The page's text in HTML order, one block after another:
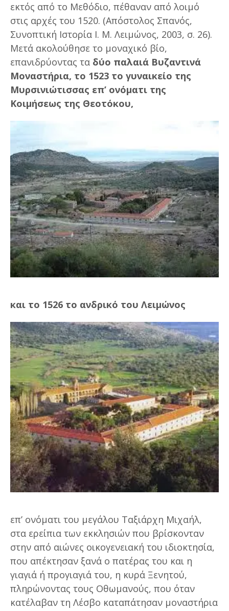
εκτός από το Μεθόδιο, πέθαναν από λοιμό
στις αρχές του 1520. (Απόστολος Σπανός,
Συνοπτική Ιστορία Ι. Μ. Λειμώνος, 2003, σ. 26).
Μετά ακολούθησε το μοναχικό βίο,
επανιδρύοντας τα δύο παλαιά Βυζαντινά
Μοναστήρια, το 1523 το γυναικείο της
Μυρσινιώτισσας επ’ ονόματι της
Κοιμήσεως της Θεοτόκου,
και το 1526 το ανδρικό του Λειμώνος
επ’ ονόματι του μεγάλου Ταξιάρχη Μιχαήλ,
στα ερείπια των εκκλησιών που βρίσκονταν
στην από αιώνες οικογενειακή του ιδιοκτησία,
που απέκτησαν ξανά ο πατέρας του και η
γιαγιά ή προγιαγιά του, η κυρά Ξενητού,
πληρώνοντας τους Οθωμανούς, που όταν
κατέλαβαν τη Λέσβο καταπάτησαν μοναστήρια